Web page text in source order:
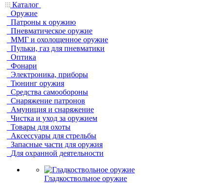
Каталог
Оружие
Патроны к оружию
Пневматическое оружие
ММГ и охолощенное оружие
Пульки, газ для пневматики
Оптика
Фонари
Электроника, приборы
Тюнинг оружия
Средства самообороны
Снаряжение патронов
Амуниция и снаряжение
Чистка и уход за оружием
Товары для охоты
Аксессуары для стрельбы
Запасные части для оружия
Для охранной деятельности
Гладкоствольное оружие